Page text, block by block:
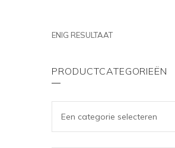
ENIG RESULTAAT
PRODUCTCATEGORIEËN
Een categorie selecteren